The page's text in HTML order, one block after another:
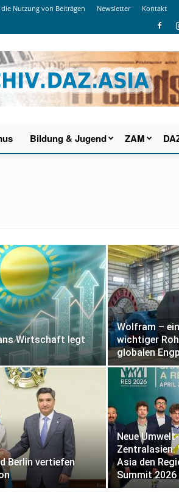
Nutzung von Beiträgen Newsletter Kontakt
Bildung & Jugend ZAM
Wirtschaft legt
Wolfram –
wichtiger
globalen
Berlin vertiefen
Neue
Zentralasien:
Asia den
Summit